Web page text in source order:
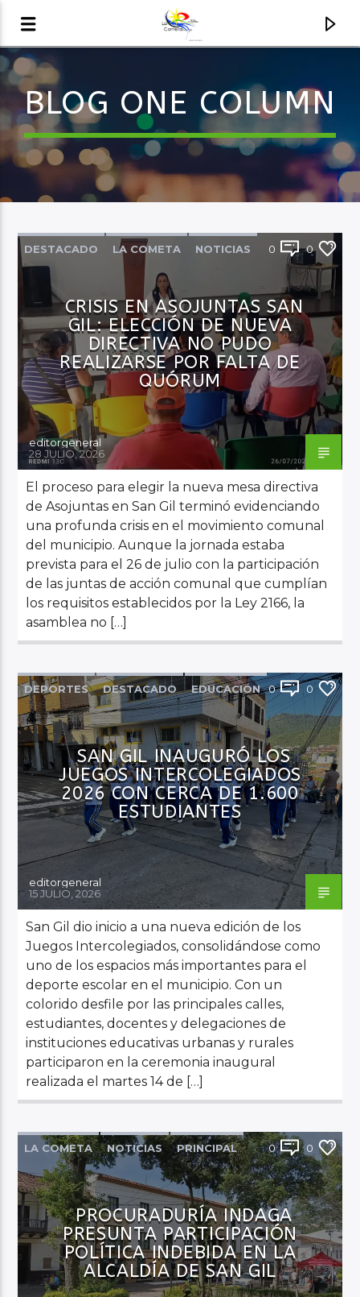
AUDIO EN VIVO
LA COMETA, SEÑALES A CIELO ABIERTO
Audio en Vivo
BLOG ONE COLUMN
DESTACADO LA COMETA NOTICIAS
POLITÍCA PRINCIPAL REGIÓN
0 0
CRISIS EN ASOJUNTAS SAN
GIL: ELECCIÓN DE NUEVA
DIRECTIVA NO PUDO
REALIZARSE POR FALTA DE
QUÓRUM
editorgeneral
28 JULIO, 2026
El proceso para elegir la nueva mesa directiva
de Asojuntas en San Gil terminó evidenciando
una profunda crisis en el movimiento comunal
del municipio. Aunque la jornada estaba
prevista para el 26 de julio con la participación
de las juntas de acción comunal que cumplían
los requisitos establecidos por la Ley 2166, la
asamblea no […]
DEPORTES DESTACADO EDUCACIÓN
LA COMETA NOTICIAS PRINCIPAL
REGIÓN
0 0
SAN GIL INAUGURÓ LOS
JUEGOS INTERCOLEGIADOS
2026 CON CERCA DE 1.600
ESTUDIANTES
editorgeneral
15 JULIO, 2026
San Gil dio inicio a una nueva edición de los
Juegos Intercolegiados, consolidándose como
uno de los espacios más importantes para el
deporte escolar en el municipio. Con un
colorido desfile por las principales calles,
estudiantes, docentes y delegaciones de
instituciones educativas urbanas y rurales
participaron en la ceremonia inaugural
realizada el martes 14 de […]
LA COMETA NOTICIAS PRINCIPAL 0 0
PROCURADURÍA INDAGA
PRESUNTA PARTICIPACIÓN
POLÍTICA INDEBIDA EN LA
ALCALDÍA DE SAN GIL